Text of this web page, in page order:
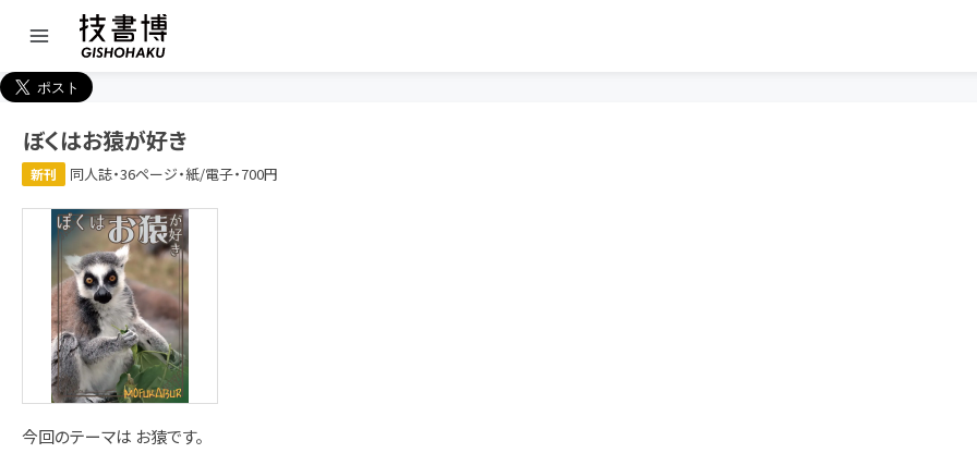
ぼくはお猿が好き
新刊 同人誌・36ページ・紙/電子・700円
今回のテーマは お猿です。